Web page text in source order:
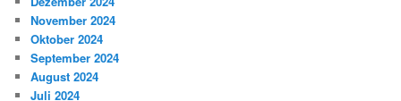
November 2024
Oktober 2024
September 2024
August 2024
Juli 2024